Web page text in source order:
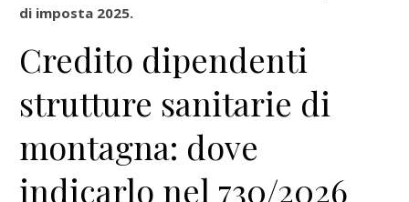
di imposta 2025.
Credito dipendenti
strutture sanitarie di
montagna: dove
indicarlo nel 730/2026